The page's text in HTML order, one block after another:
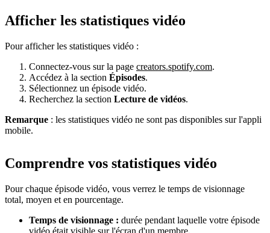
Afficher les statistiques vidéo
Pour afficher les statistiques vidéo :
Connectez-vous sur la page creators.spotify.com.
Accédez à la section Épisodes.
Sélectionnez un épisode vidéo.
Recherchez la section Lecture de vidéos.
Remarque : les statistiques vidéo ne sont pas disponibles sur l'appli
mobile.
Comprendre vos statistiques vidéo
Pour chaque épisode vidéo, vous verrez le temps de visionnage
total, moyen et en pourcentage.
Temps de visionnage : durée pendant laquelle votre épisode
vidéo était visible sur l'écran d'un membre.